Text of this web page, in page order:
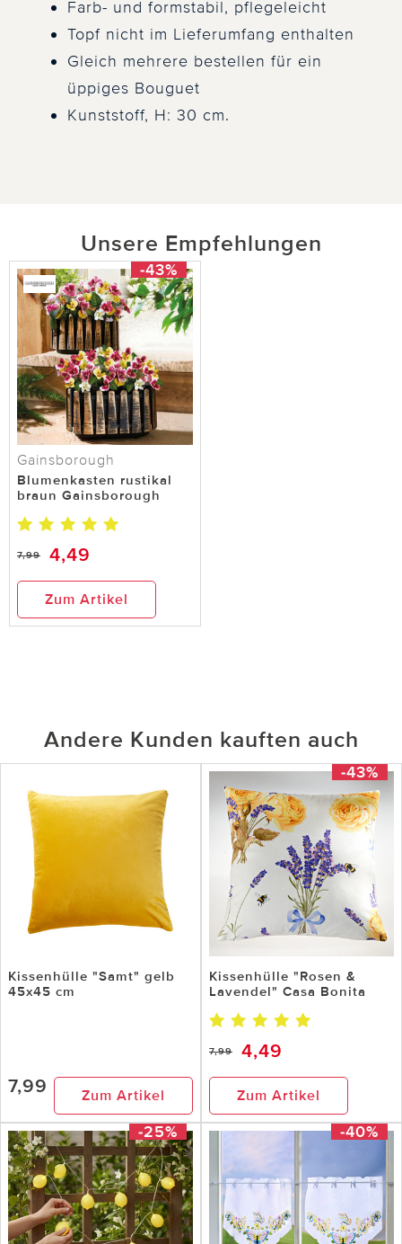
Farb- und formstabil, pflegeleicht
Topf nicht im Lieferumfang enthalten
Gleich mehrere bestellen für ein
üppiges Bouguet
Kunststoff, H: 30 cm.
Unsere Empfehlungen
-43%
Gainsborough
Blumenkasten rustikal
braun Gainsborough
7,99 4,49
Zum Artikel
Andere Kunden kauften auch
Kissenhülle "Samt" gelb
45x45 cm
7,99 Zum Artikel
-43%
Kissenhülle "Rosen &
Lavendel" Casa Bonita
7,99 4,49
Zum Artikel
-25% -40%